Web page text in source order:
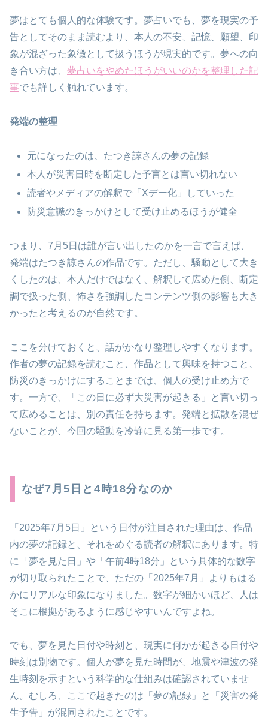
夢はとても個人的な体験です。夢占いでも、夢を現実の予
告としてそのまま読むより、本人の不安、記憶、願望、印
象が混ざった象徴として扱うほうが現実的です。夢への向
き合い方は、 夢占いをやめたほうがいいのかを整理した記
事でも詳しく触れています。
発端の整理
元になったのは、たつき諒さんの夢の記録
本人が災害日時を断定した予言とは言い切れない
読者やメディアの解釈で「Xデー化」していった
防災意識のきっかけとして受け止めるほうが健全
つまり、7月5日は誰が言い出したのかを一言で言えば、
発端はたつき諒さんの作品です。ただし、騒動として大き
くしたのは、本人だけではなく、解釈して広めた側、断定
調で扱った側、怖さを強調したコンテンツ側の影響も大き
かったと考えるのが自然です。
ここを分けておくと、話がかなり整理しやすくなります。
作者の夢の記録を読むこと、作品として興味を持つこと、
防災のきっかけにすることまでは、個人の受け止め方で
す。一方で、「この日に必ず大災害が起きる」と言い切っ
て広めることは、別の責任を持ちます。発端と拡散を混ぜ
ないことが、今回の騒動を冷静に見る第一歩です。
なぜ7月5日と4時18分なのか
「2025年7月5日」という日付が注目された理由は、作品
内の夢の記録と、それをめぐる読者の解釈にあります。特
に「夢を見た日」や「午前4時18分」という具体的な数字
が切り取られたことで、ただの「2025年7月」よりもはる
かにリアルな印象になりました。数字が細かいほど、人は
そこに根拠があるように感じやすいんですよね。
でも、夢を見た日付や時刻と、現実に何かが起きる日付や
時刻は別物です。個人が夢を見た時間が、地震や津波の発
生時刻を示すという科学的な仕組みは確認されていませ
ん。むしろ、ここで起きたのは「夢の記録」と「災害の発
生予告」が混同されたことです。